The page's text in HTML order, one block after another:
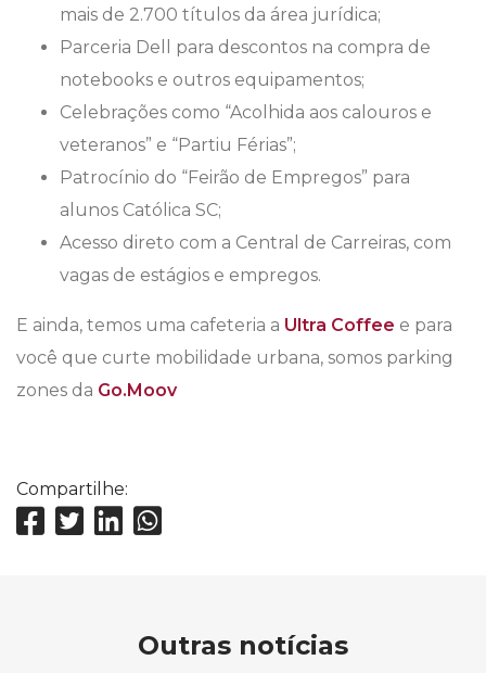
mais de 2.700 títulos da área jurídica;
Parceria Dell para descontos na compra de
notebooks e outros equipamentos;
Celebrações como “Acolhida aos calouros e
veteranos” e “Partiu Férias”;
Patrocínio do “Feirão de Empregos” para
alunos Católica SC;
Acesso direto com a Central de Carreiras, com
vagas de estágios e empregos.
E ainda, temos uma cafeteria a Ultra Coffee e para
você que curte mobilidade urbana, somos parking
zones da Go.Moov
Compartilhe:
Outras notícias